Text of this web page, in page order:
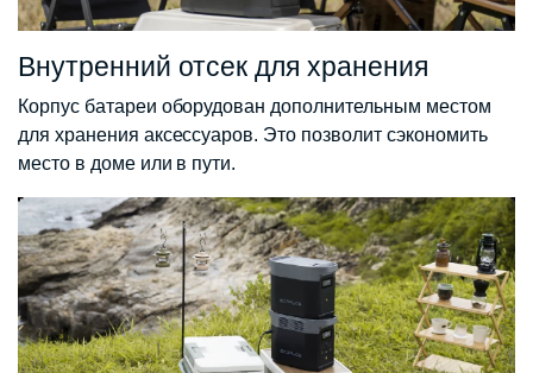
Внутренний отсек для хранения
Корпус батареи оборудован дополнительным местом
для хранения аксессуаров. Это позволит сэкономить
место в доме или в пути.